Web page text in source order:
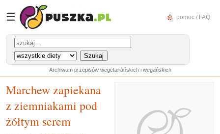
☰ pomoc / FAQ
Archiwum przepisów wegetariańskich i wegańskich
Marchew zapiekana
z ziemniakami pod
żółtym serem